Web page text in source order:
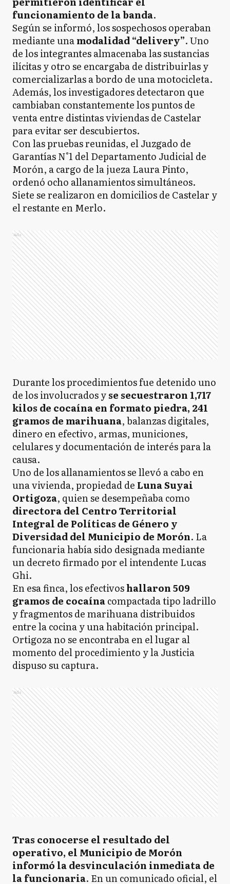
funcionamiento de la banda.
Según se informó, los sospechosos operaban
mediante unamodalidad “delivery”. Uno
de los integrantes almacenaba las sustancias
ilícitas y otro se encargaba de distribuirlas y
comercializarlas a bordo de una motocicleta.
Además, los investigadores detectaron que
cambiaban constantemente los puntos de
venta entre distintas viviendas de Castelar
para evitar ser descubiertos.
Con las pruebas reunidas, el Juzgado de
Garantías N°1 del Departamento Judicial de
Morón, a cargo de la jueza Laura Pinto,
ordenó ocho allanamientos simultáneos.
Siete se realizaron en domicilios de Castelar y
el restante en Merlo.
Ads
Durante los procedimientos fue detenido uno
de los involucrados yse secuestraron 1,717
kilos de cocaína en formato piedra, 241
gramos de marihuana, balanzas digitales,
dinero en efectivo, armas, municiones,
celulares y documentación de interés para la
causa.
Uno de los allanamientos se llevó a cabo en
una vivienda, propiedad de Luna Suyai
Ortigoza, quien se desempeñaba como
directora del Centro Territorial
Integral de Políticas de Género y
Diversidad del Municipio de Morón. La
funcionaria había sido designada mediante
un decreto firmado por el intendente Lucas
Ghi.
En esa finca, los efectivoshallaron 509
gramos de cocaínacompactada tipo ladrillo
y fragmentos de marihuana distribuidos
entre la cocina y una habitación principal.
Ortigoza no se encontraba en el lugar al
momento del procedimiento y la Justicia
dispuso su captura.
Ads
Tras conocerse el resultado del
operativo, el Municipio de Morón
informó la desvinculación inmediata de
la funcionaria. En un comunicado oficial, el